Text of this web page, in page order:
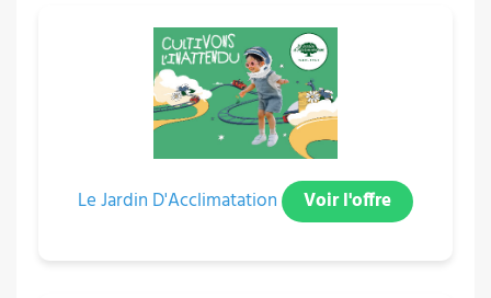
Le Jardin D'Acclimatation Voir l'offre